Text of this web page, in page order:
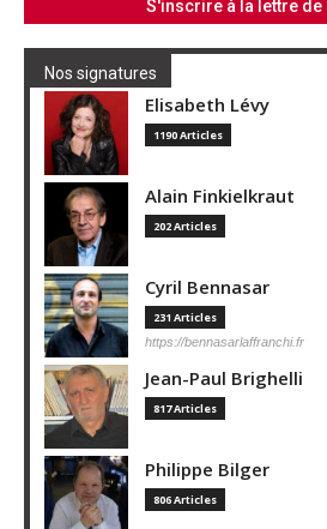
Nos signatures
Elisabeth Lévy
1190 Articles
Alain Finkielkraut
202 Articles
Cyril Bennasar
231 Articles
https://bennasarlaffranchi.fr
Jean-Paul Brighelli
817 Articles
Philippe Bilger
806 Articles